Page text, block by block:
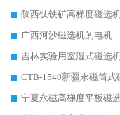
陕西钛铁矿高梯度磁选
广西河沙磁选机的电机
吉林实验用室湿式磁选
宁夏永磁高梯度平板磁